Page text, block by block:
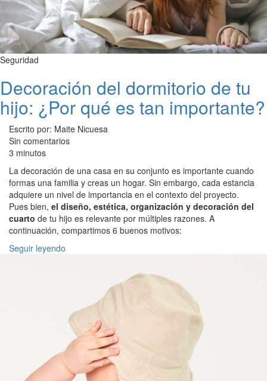
Seguridad
Decoración del dormitorio de tu
hijo: ¿Por qué es tan importante?
Escrito por: Maite Nicuesa
Sin comentarios
3 minutos
La decoración de una casa en su conjunto es importante cuando
formas una familia y creas un hogar. Sin embargo, cada estancia
adquiere un nivel de importancia en el contexto del proyecto.
Pues bien, el diseño, estética, organización y decoración del
cuarto de tu hijo es relevante por múltiples razones. A
continuación, compartimos 6 buenos motivos:
Seguir leyendo